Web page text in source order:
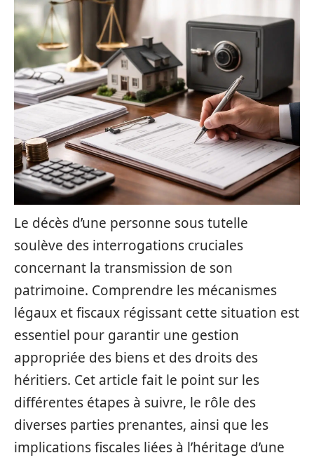
Le décès d’une personne sous tutelle
soulève des interrogations cruciales
concernant la transmission de son
patrimoine. Comprendre les mécanismes
légaux et fiscaux régissant cette situation est
essentiel pour garantir une gestion
appropriée des biens et des droits des
héritiers. Cet article fait le point sur les
différentes étapes à suivre, le rôle des
diverses parties prenantes, ainsi que les
implications fiscales liées à l’héritage d’une